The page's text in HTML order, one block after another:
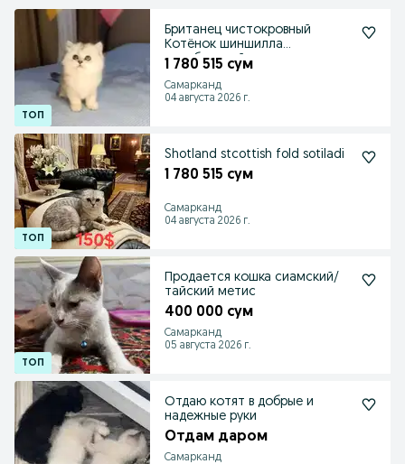
Британец чистокровный
Котёнок шиншилла
серебристый окрас
1 780 515 сум
Самарканд
04 августа 2026 г.
Shotland stcottish fold sotiladi
1 780 515 сум
Самарканд
04 августа 2026 г.
Продается кошка сиамский/
тайский метис
400 000 сум
Самарканд
05 августа 2026 г.
Отдаю котят в добрые и
надежные руки
Отдам даром
Самарканд